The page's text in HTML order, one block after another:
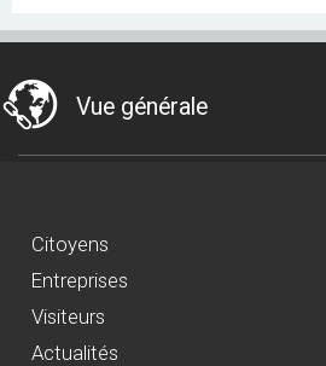
Vue générale
Citoyens
Entreprises
Visiteurs
Actualités